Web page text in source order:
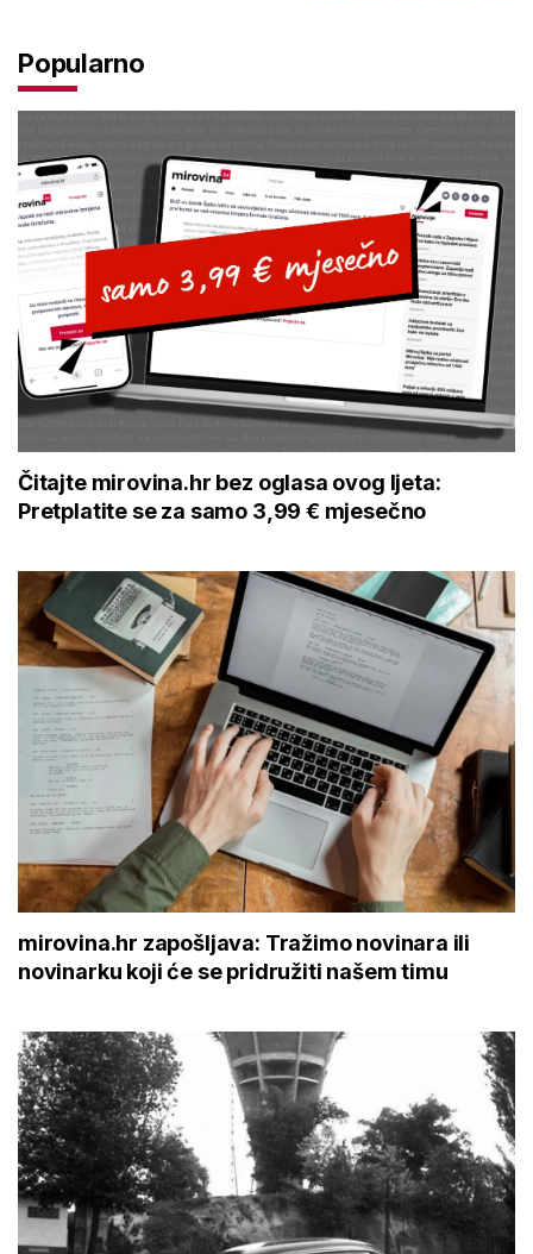
Popularno
Čitajte mirovina.hr bez oglasa ovog ljeta:
Pretplatite se za samo 3,99 € mjesečno
mirovina.hr zapošljava: Tražimo novinara ili
novinarku koji će se pridružiti našem timu